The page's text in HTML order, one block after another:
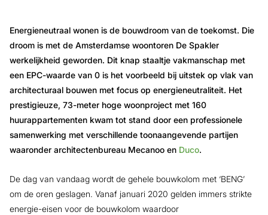
Energieneutraal wonen is de bouwdroom van de toekomst. Die
droom is met de Amsterdamse woontoren De Spakler
werkelijkheid geworden. Dit knap staaltje vakmanschap met
een EPC-waarde van 0 is het voorbeeld bij uitstek op vlak van
architecturaal bouwen met focus op energieneutraliteit. Het
prestigieuze, 73-meter hoge woonproject met 160
huurappartementen kwam tot stand door een professionele
samenwerking met verschillende toonaangevende partijen
waaronder architectenbureau Mecanoo en Duco.
De dag van vandaag wordt de gehele bouwkolom met ‘BENG’
om de oren geslagen. Vanaf januari 2020 gelden immers strikte
energie-eisen voor de bouwkolom waardoor